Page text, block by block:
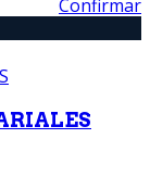
Confirmar